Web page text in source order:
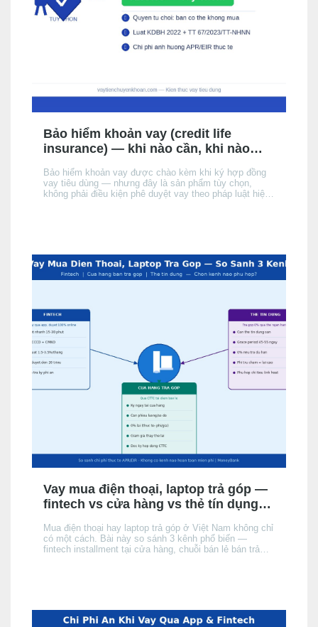
Bảo hiểm khoản vay (credit life
insurance) — khi nào cần, khi nào
Bảo hiểm khoản vay được chào kèm khi ký hợp đồng
vay tiêu dùng — nhưng đây là sản phẩm tùy chọn,
không phải điều kiện phê duyệt vay theo pháp luật hiện
Vay mua điện thoại, laptop trả góp —
fintech vs cửa hàng vs thẻ tín dụng:
Mua điện thoại hay laptop trả góp ở Việt Nam không chỉ
có một cách. Bài này so sánh 3 kênh phổ biến —
fintech installment tại cửa hàng, chuỗi bán lẻ bán trả